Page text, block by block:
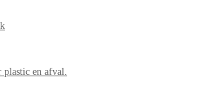
plastic en afval.